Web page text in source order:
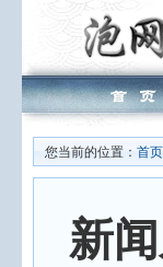
您当前的位置： 首页
新